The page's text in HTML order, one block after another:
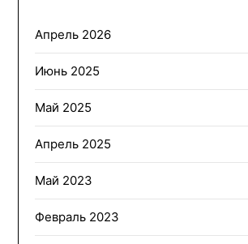
Апрель 2026
Июнь 2025
Май 2025
Апрель 2025
Май 2023
Февраль 2023